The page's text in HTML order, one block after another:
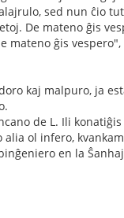
sed nun ĉio
De mateno ĝis
ĝis
kaj malpuro, ja
de L. Ili
ol infero,
en la